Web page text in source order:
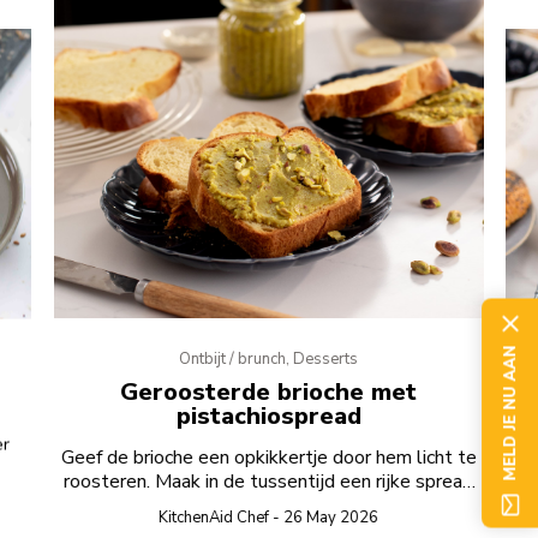
Ontbijt / brunch, Desserts
Geroosterde brioche met
pistachiospread
Geef de brioche een opkikkertje door hem licht te
roosteren. Maak in de tussentijd een rijke spread
van witte chocolade en pistachenoten.
KitchenAid Chef - 26 May 2026
MELD JE NU AAN